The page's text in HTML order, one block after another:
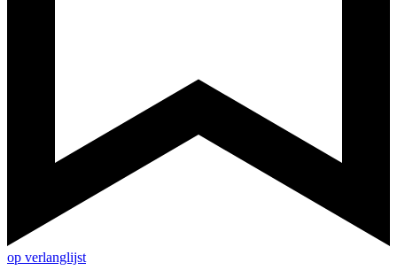
op verlanglijst